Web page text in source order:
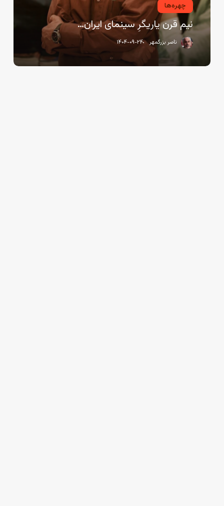
چهره‌ها
نیم قرن یاریگرِ سینمای ایران…
ناصر بزرگمهر ۱۴۰۴-۰۹-۲۴